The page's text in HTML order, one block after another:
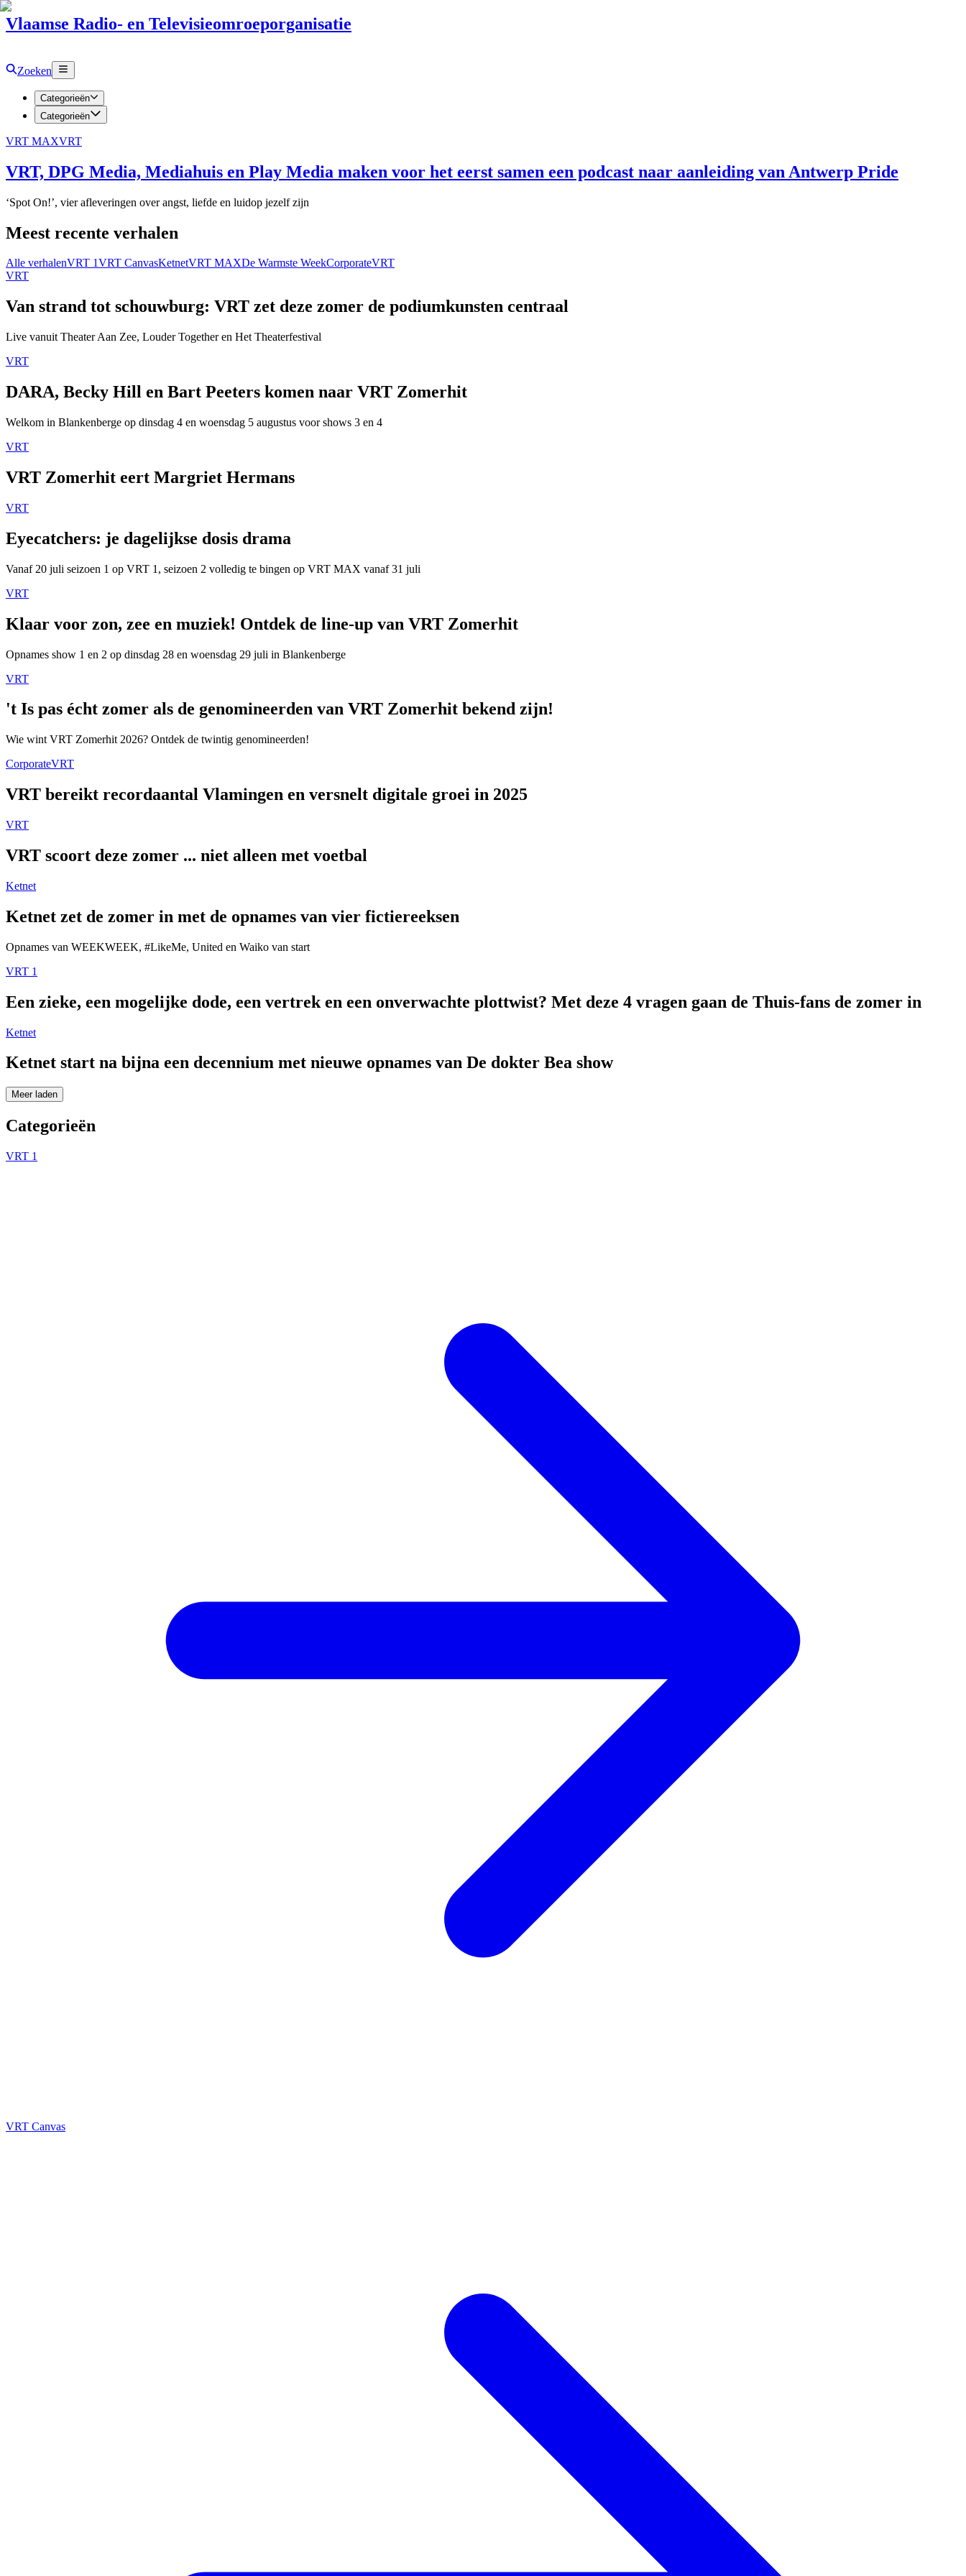
Vlaamse Radio- en Televisieomroeporganisatie
Zoeken
Categorieën
Categorieën
VRT MAXVRT
VRT, DPG Media, Mediahuis en Play Media maken voor het eerst samen een podcast naar aanleiding van Antwerp Pride
‘Spot On!’, vier afleveringen over angst, liefde en luidop jezelf zijn
Meest recente verhalen
Alle verhalenVRT 1VRT CanvasKetnetVRT MAXDe Warmste WeekCorporateVRT
VRT
Van strand tot schouwburg: VRT zet deze zomer de podiumkunsten centraal
Live vanuit Theater Aan Zee, Louder Together en Het Theaterfestival
VRT
DARA, Becky Hill en Bart Peeters komen naar VRT Zomerhit
Welkom in Blankenberge op dinsdag 4 en woensdag 5 augustus voor shows 3 en 4
VRT
VRT Zomerhit eert Margriet Hermans
VRT
Eyecatchers: je dagelijkse dosis drama
Vanaf 20 juli seizoen 1 op VRT 1, seizoen 2 volledig te bingen op VRT MAX vanaf 31 juli
VRT
Klaar voor zon, zee en muziek! Ontdek de line-up van VRT Zomerhit
Opnames show 1 en 2 op dinsdag 28 en woensdag 29 juli in Blankenberge
VRT
't Is pas écht zomer als de genomineerden van VRT Zomerhit bekend zijn!
Wie wint VRT Zomerhit 2026? Ontdek de twintig genomineerden!
CorporateVRT
VRT bereikt recordaantal Vlamingen en versnelt digitale groei in 2025
VRT
VRT scoort deze zomer ... niet alleen met voetbal
Ketnet
Ketnet zet de zomer in met de opnames van vier fictiereeksen
Opnames van WEEKWEEK, #LikeMe, United en Waiko van start
VRT 1
Een zieke, een mogelijke dode, een vertrek en een onverwachte plottwist? Met deze 4 vragen gaan de Thuis-fans de zomer in
Ketnet
Ketnet start na bijna een decennium met nieuwe opnames van De dokter Bea show
Meer laden
Categorieën
VRT 1
VRT Canvas